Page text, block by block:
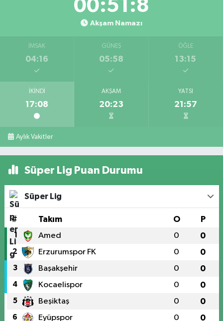
00:51:8
Akşam Namazı
İMSAK
04:16
GÜNEŞ
05:58
ÖĞLE
13:15
İKINDI
17:08
AKŞAM
20:23
YATSI
21:57
Aylık Vakitler
Süper Lig Puan Durumu
Süper Lig
# Takım O P
1 Amed 0 0
2 Erzurumspor FK 0 0
3 Başakşehir 0 0
4 Kocaelispor 0 0
5 Beşiktaş 0 0
6 Eyüpspor 0 0